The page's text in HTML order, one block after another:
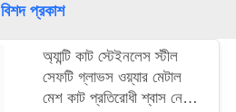
বিশদ প্রকাশ
অ্যান্টি কাট স্টেইনলেস স্টীল
সেফটি গ্লাভস ওয়্যার মেটাল
মেশ কাট প্রতিরোধী শ্বাস নেওয়া